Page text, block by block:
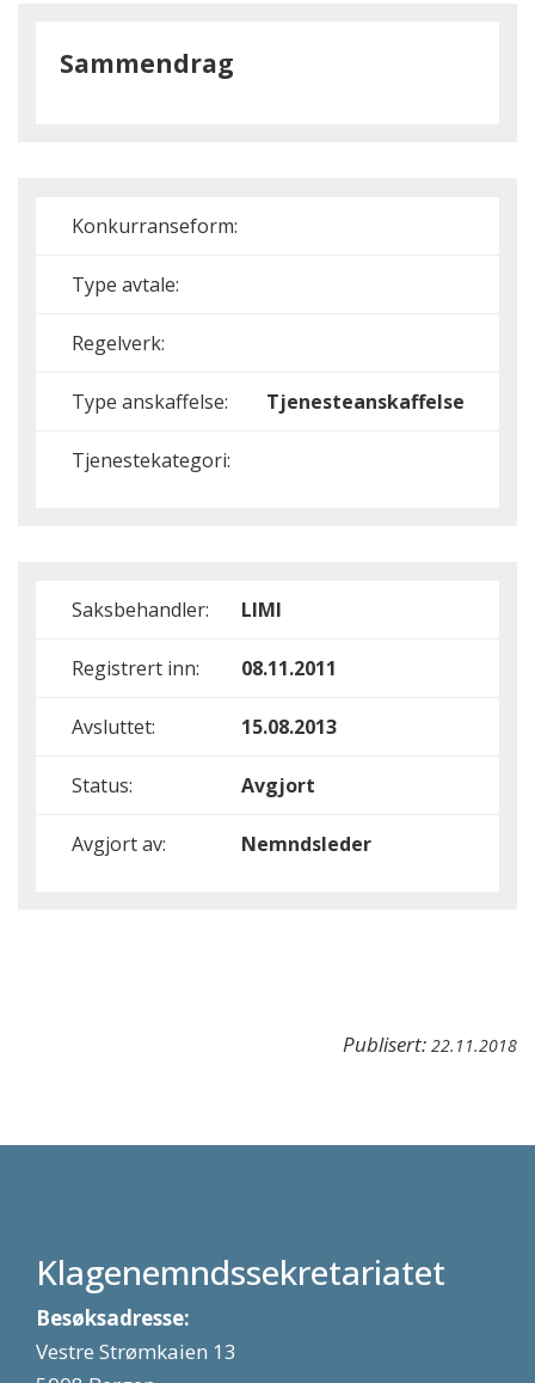
Sammendrag
Konkurranseform:
Type avtale:
Regelverk:
Type anskaffelse: Tjenesteanskaffelse
Tjenestekategori:
Saksbehandler: LIMI
Registrert inn: 08.11.2011
Avsluttet: 15.08.2013
Status: Avgjort
Avgjort av: Nemndsleder
Publisert: 22.11.2018
Klagenemndssekretariatet
Besøksadresse:
Vestre Strømkaien 13